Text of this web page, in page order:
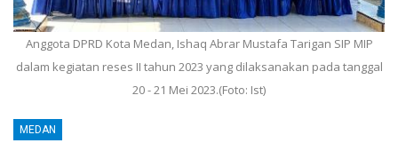
Anggota DPRD Kota Medan, Ishaq Abrar Mustafa Tarigan SIP MIP
dalam kegiatan reses II tahun 2023 yang dilaksanakan pada tanggal
20 - 21 Mei 2023.(Foto: Ist)
MEDAN